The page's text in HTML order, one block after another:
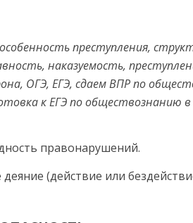
преступления,
наказуемость,
ОГЭ, ЕГЭ, сдаем ВПР по
к ЕГЭ по обществознанию в
правонарушений.
(действие или